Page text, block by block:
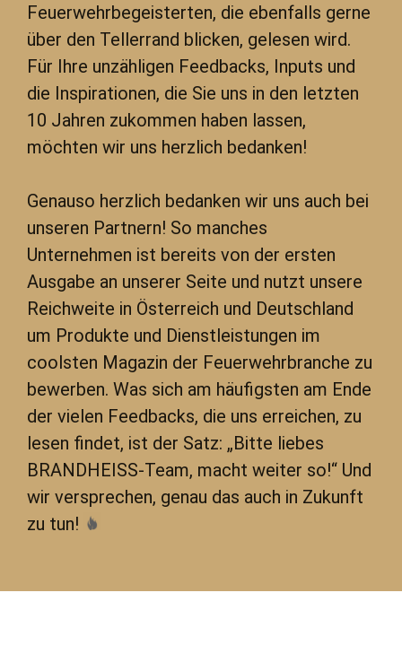
Feuerwehrbegeisterten, die ebenfalls gerne
über den Tellerrand blicken, gelesen wird.
Für Ihre unzähligen Feedbacks, Inputs und
die Inspirationen, die Sie uns in den letzten
10 Jahren zukommen haben lassen,
möchten wir uns herzlich bedanken!
Genauso herzlich bedanken wir uns auch bei
unseren Partnern! So manches
Unternehmen ist bereits von der ersten
Ausgabe an unserer Seite und nutzt unsere
Reichweite in Österreich und Deutschland
um Produkte und Dienstleistungen im
coolsten Magazin der Feuerwehrbranche zu
bewerben. Was sich am häufigsten am Ende
der vielen Feedbacks, die uns erreichen, zu
lesen findet, ist der Satz: „Bitte liebes
BRANDHEISS-Team, macht weiter so!“ Und
wir versprechen, genau das auch in Zukunft
zu tun!